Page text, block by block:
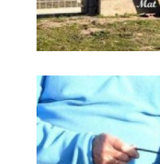
Madrid canina
guardería